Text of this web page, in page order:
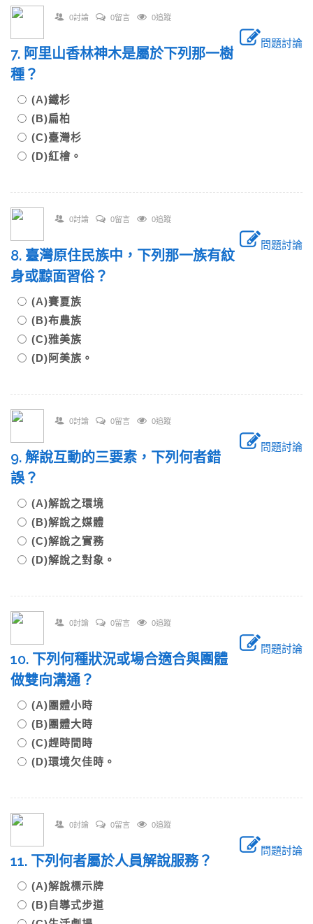
0討論 0留言 0追蹤
問題討論
7. 阿里山香林神木是屬於下列那一樹
種？
(A)鐵杉
(B)扁柏
(C)臺灣杉
(D)紅檜。
0討論 0留言 0追蹤
問題討論
8. 臺灣原住民族中，下列那一族有紋
身或黥面習俗？
(A)賽夏族
(B)布農族
(C)雅美族
(D)阿美族。
0討論 0留言 0追蹤
問題討論
9. 解說互動的三要素，下列何者錯
誤？
(A)解說之環境
(B)解說之媒體
(C)解說之實務
(D)解說之對象。
0討論 0留言 0追蹤
問題討論
10. 下列何種狀況或場合適合與團體
做雙向溝通？
(A)團體小時
(B)團體大時
(C)趕時間時
(D)環境欠佳時。
0討論 0留言 0追蹤
問題討論
11. 下列何者屬於人員解說服務？
(A)解說標示牌
(B)自導式步道